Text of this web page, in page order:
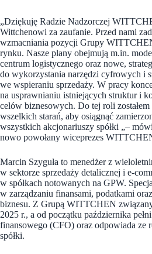
„Dziękuję Radzie Nadzorczej
Wittchenowi za zaufanie. Przed nami
wzmacniania pozycji Grupy
rynku. Nasze plany obejmują m.in.
centrum logistycznego oraz nowe,
do wykorzystania narzędzi cyfrowych i
we wspieraniu sprzedaży. W pracy
na usprawnianiu istniejących struktur i
celów biznesowych. Do tej roli zostałem
wszelkich starań, aby osiągnąć
wszystkich akcjonariuszy spółki „–
nowo powołany wiceprezes
Marcin Szyguła to menedżer z
w sektorze sprzedaży detalicznej i e-
w spółkach notowanych na GPW.
w zarządzaniu finansami, podatkami
biznesu. Z Grupą WITTCHEN
2025 r., a od początku października
finansowego (CFO) oraz odpowiada ze
spółki.